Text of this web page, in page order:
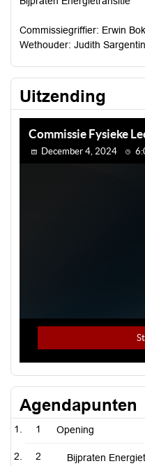
Commissiegriffier: Erwin Bok
Wethouder: Judith
Uitzending
Agendapunten
1 Opening
2 Bijpraten